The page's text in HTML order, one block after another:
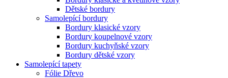
Dětské bordury
Samolepící bordury
Bordury klasické vzory
Bordury koupelnové vzory
Bordury kuchyňské vzory
Bordury dětské vzory
Samolepící tapety
Fólie Dřevo